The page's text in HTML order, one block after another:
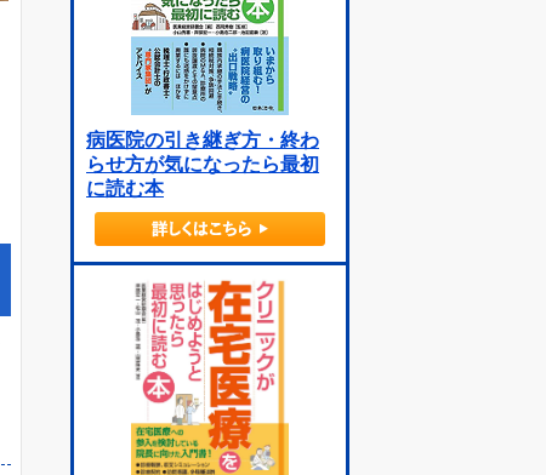
病医院の引き継ぎ方・終わ
らせ方が気になったら最初
に読む本